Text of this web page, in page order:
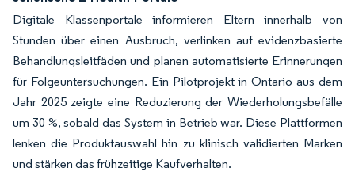
Digitale Klassenportale informieren Eltern innerhalb von
Stunden über einen Ausbruch, verlinken auf evidenzbasierte
Behandlungsleitfäden und planen automatisierte Erinnerungen
für Folgeuntersuchungen. Ein Pilotprojekt in Ontario aus dem
Jahr 2025 zeigte eine Reduzierung der Wiederholungsbefälle
um 30 %, sobald das System in Betrieb war. Diese Plattformen
lenken die Produktauswahl hin zu klinisch validierten Marken
und stärken das frühzeitige Kaufverhalten.